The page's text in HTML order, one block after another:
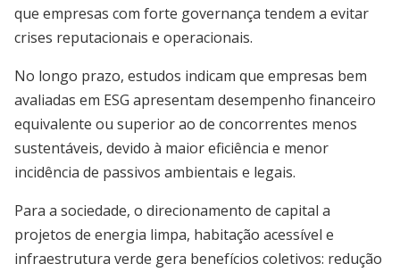
que empresas com forte governança tendem a evitar
crises reputacionais e operacionais.
No longo prazo, estudos indicam que empresas bem
avaliadas em ESG apresentam desempenho financeiro
equivalente ou superior ao de concorrentes menos
sustentáveis, devido à maior eficiência e menor
incidência de passivos ambientais e legais.
Para a sociedade, o direcionamento de capital a
projetos de energia limpa, habitação acessível e
infraestrutura verde gera benefícios coletivos: redução